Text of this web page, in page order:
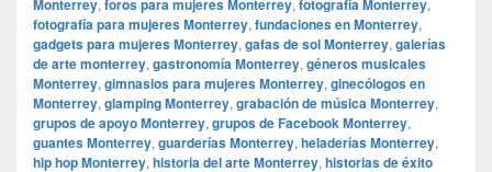
Monterrey, foros para mujeres Monterrey, fotografía Monterrey,
fotografía para mujeres Monterrey, fundaciones en Monterrey,
gadgets para mujeres Monterrey, gafas de sol Monterrey, galerías
de arte monterrey, gastronomía Monterrey, géneros musicales
Monterrey, gimnasios para mujeres Monterrey, ginecólogos en
Monterrey, glamping Monterrey, grabación de música Monterrey,
grupos de apoyo Monterrey, grupos de Facebook Monterrey,
guantes Monterrey, guarderías Monterrey, heladerías Monterrey,
hip hop Monterrey, historia del arte Monterrey, historias de éxito